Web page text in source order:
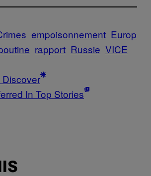
empoisonnement Europ
rapport Russie VICE
In Top Stories